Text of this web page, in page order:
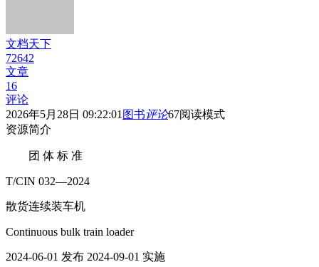
文档天下
72642
文章
16
评论
2026年5月28日 09:22:01 图书评论67阅读模式
资源简介
团 体 标 准
T/CIN 032—2024
散货连续装车机
Continuous bulk train loader
2024-06-01 发布 2024-09-01 实施